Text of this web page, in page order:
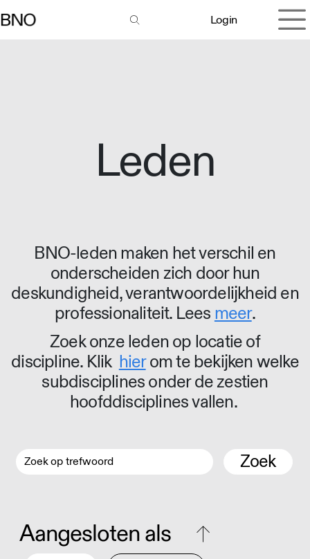
Login
Leden
BNO-leden maken het verschil en
onderscheiden zich door hun
deskundigheid, verantwoordelijkheid en
professionaliteit. Lees meer.
Zoek onze leden op locatie of
discipline. Klik hierom te bekijken welke
subdisciplines onder de zestien
hoofddisciplines vallen.
Zoek
Aangesloten als